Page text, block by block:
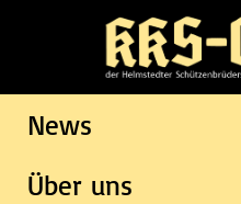
News
Über uns